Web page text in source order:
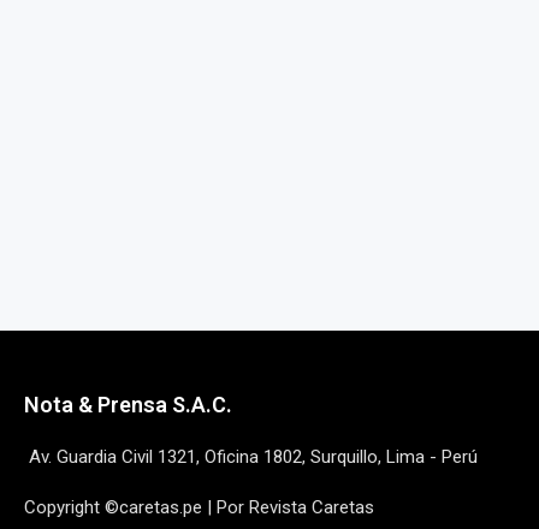
Nota & Prensa S.A.C.
Av. Guardia Civil 1321, Oficina 1802, Surquillo, Lima - Perú
Copyright ©caretas.pe | Por Revista Caretas